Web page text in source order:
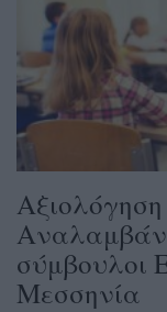
σύμβουλοι
Μεσσηνία